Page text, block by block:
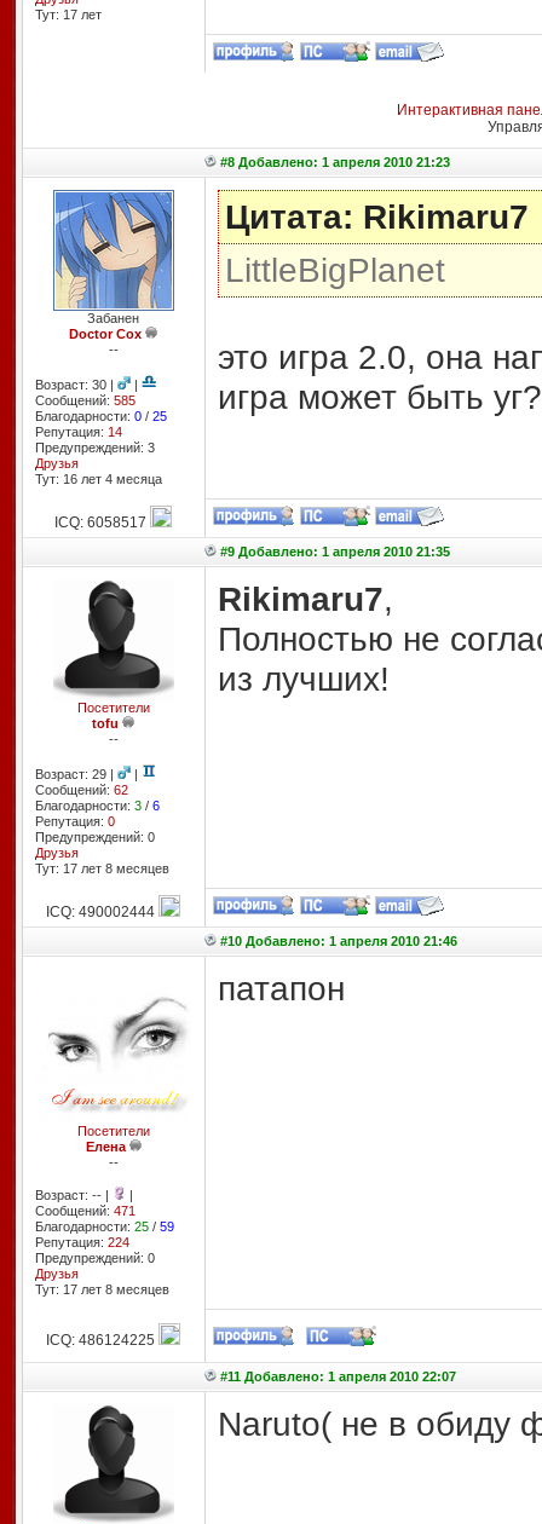
Тут: 17 лет
Интерактивная
#8 Добавлено: 1 апреля 2010 21:23
Забанен
Doctor Cox
--
Возраст: 30 |
|
Сообщений: 585
Благодарности: 0/ 25
Репутация: 14
Предупреждений: 3
Друзья
Тут: 16 лет 4 месяцa
Цитата: Rikimaru7
LittleBigPlanet
это игра 2.0, она
игра может быть уг?
ICQ: 6058517
#9 Добавлено: 1 апреля 2010 21:35
Посетители
tofu
--
Возраст: 29 |
|
Сообщений: 62
Благодарности: 3/ 6
Репутация: 0
Предупреждений: 0
Друзья
Тут: 17 лет 8 месяцев
Rikimaru7,
Полностью не
из лучших!
ICQ: 490002444
#10 Добавлено: 1 апреля 2010 21:46
Посетители
Елена
--
Возраст: -- |
|
Сообщений: 471
Благодарности: 25/ 59
Репутация: 224
Предупреждений: 0
Друзья
Тут: 17 лет 8 месяцев
патапон
ICQ: 486124225
#11 Добавлено: 1 апреля 2010 22:07
Naruto( не в обиду